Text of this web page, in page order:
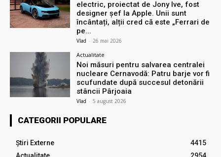
electric, proiectat de Jony Ive, fost
designer șef la Apple. Unii sunt
încântați, alții cred că este „Ferrari de
pe...
Vlad - 26 mai 2026
Actualitate
Noi măsuri pentru salvarea centralei
nucleare Cernavodă: Patru barje vor fi
scufundate după succesul detonării
stâncii Pârjoaia
Vlad - 5 august 2026
CATEGORII POPULARE
Știri Externe
4415